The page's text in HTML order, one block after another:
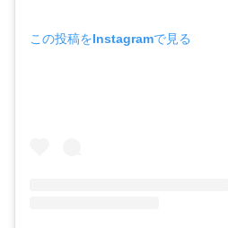
この投稿をInstagramで見る